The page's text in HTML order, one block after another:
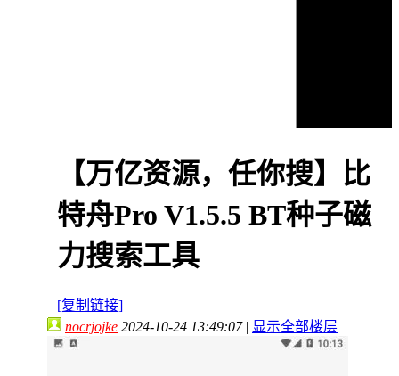
【万亿资源，任你搜】比
特舟Pro V1.5.5 BT种子磁
力搜索工具
[复制链接]
nocrjojke 2024-10-24 13:49:07 | 显示全部楼层